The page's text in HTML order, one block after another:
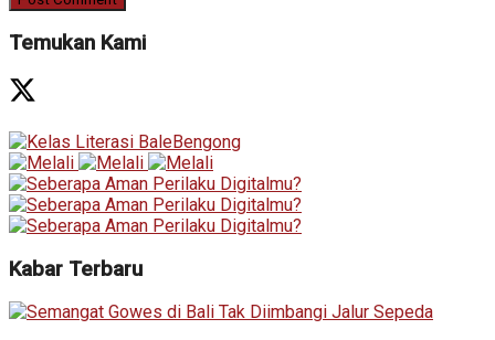
Temukan Kami
Kabar Terbaru